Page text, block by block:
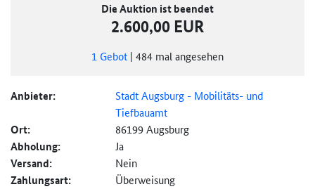
Die Auktion ist beendet
2.600,00 EUR
1 Gebot | 484 mal angesehen
Anbieter:
Stadt Augsburg - Mobilitäts- und
Tiefbauamt
Ort: 86199 Augsburg
Abholung: Ja
Versand: Nein
Zahlungsart: Überweisung